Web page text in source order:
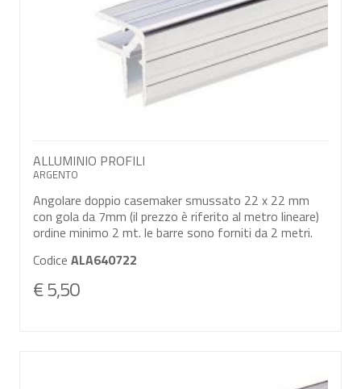
ALLUMINIO PROFILI
ARGENTO
Angolare doppio casemaker smussato 22 x 22 mm
con gola da 7mm (il prezzo è riferito al metro lineare)
ordine minimo 2 mt. le barre sono forniti da 2 metri.
Codice ALA640722
€ 5,50